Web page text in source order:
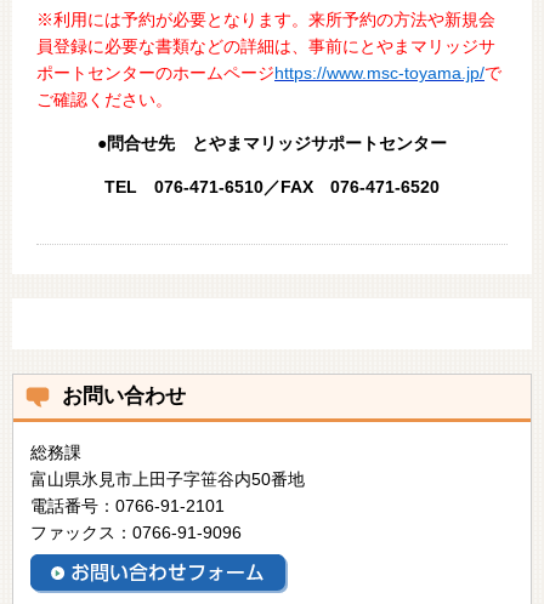
※利用には予約が必要となります。来所予約の方法や新規会
員登録に必要な書類などの詳細は、事前にとやまマリッジサ
ポートセンターのホームページhttps://www.msc-toyama.jp/で
ご確認ください。
●問合せ先 とやまマリッジサポートセンター
TEL 076-471-6510／FAX 076-471-6520
お問い合わせ
総務課
富山県氷見市上田子字笹谷内50番地
電話番号：0766-91-2101
ファックス：0766-91-9096